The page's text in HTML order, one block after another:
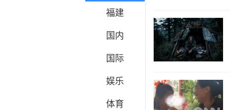
福建
国内
国际
娱乐
体育